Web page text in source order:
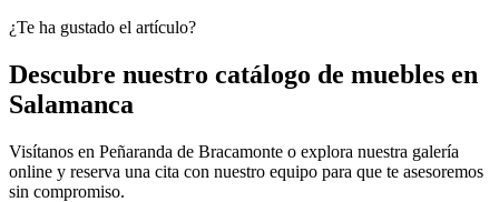
¿Te ha gustado el artículo?
Descubre nuestro catálogo de muebles en
Salamanca
Visítanos en Peñaranda de Bracamonte o explora nuestra galería
online y reserva una cita con nuestro equipo para que te asesoremos
sin compromiso.